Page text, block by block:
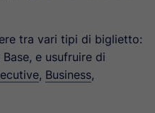
tra vari tipi di biglietto:
e usufruire di
, Business,